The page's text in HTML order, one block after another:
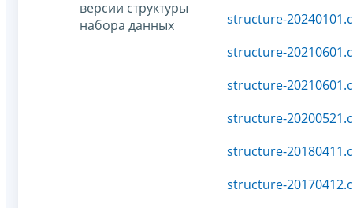
версии структуры
набора данных
structure-
structure-
structure-
structure-
structure-
structure-